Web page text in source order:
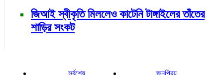
জিআই স্বীকৃতি মিললেও কাটেনি টাঙ্গাইলের তাঁতের
শাড়ির সংকট
সর্বশেষ জনপ্রিয়